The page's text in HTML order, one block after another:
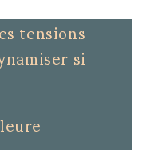
tensions
si